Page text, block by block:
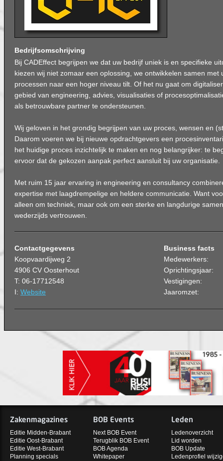
Bedrijfsomschrijving
Bij CADEffect begrijpen we dat uw bedrijf uniek is en specifieke
kiezen wij niet zomaar een oplossing, we ontwikkelen samen met
processen naar een hoger niveau tilt. Of het nu gaat om
gebied van engineering, advies, visualisaties of
als betrouwbare partner te ondersteunen.
Wij geloven in het grondig begrijpen van uw proces, wensen en
Daarom voeren we bij nieuwe opdrachtgevers een
het huidige proces inzichtelijk te maken en nog belangrijker: te
ervoor dat de gekozen aanpak perfect aansluit bij uw organisatie.
Met ruim 15 jaar ervaring in engineering en consultancy
expertise met laagdrempelige en heldere communicatie. Want
alleen om techniek, maar ook om een sterke en langdurige
wederzijds vertrouwen.
Contactgegevens
Koopvaardijweg 2
4906 CV Oosterhout
T: 06-17712548
I: Website
Business facts
Medewerkers:
Oprichtingsjaar:
Vestigingen:
Jaaromzet:
Zakenmagazines
Editie Midden-Brabant
Editie Oost-Brabant
Editie West-Brabant
Planning specials
BOB Events
Next BOB Event
Terugblik BOB Event
BOB Agenda
Whitepaper
Leden
Ledenoverzicht
Lid worden
BOB Update
Ledenprofiel